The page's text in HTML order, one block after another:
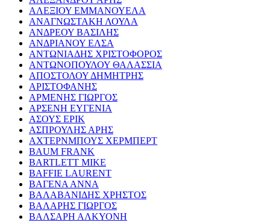
ΑΛΕΞΙΟΥ ΕΜΜΑΝΟΥΕΛΑ
ΑΝΑΓΝΩΣΤΑΚΗ ΛΟΥΛΑ
ΑΝΔΡΕΟΥ ΒΑΣΙΛΗΣ
ΑΝΔΡΙΑΝΟΥ ΕΛΣΑ
ΑΝΤΩΝΙΑΔΗΣ ΧΡΙΣΤΟΦΟΡΟΣ
ΑΝΤΩΝΟΠΟΥΛΟΥ ΘΑΛΑΣΣΙΑ
ΑΠΟΣΤΟΛΟΥ ΔΗΜΗΤΡΗΣ
ΑΡΙΣΤΟΦΑΝΗΣ
ΑΡΜΕΝΗΣ ΓΙΩΡΓΟΣ
ΑΡΣΕΝΗ ΕΥΓΕΝΙΑ
ΑΣΟΥΣ ΕΡΙΚ
ΑΣΠΡΟΥΛΗΣ ΑΡΗΣ
ΑΧΤΕΡΝΜΠΟΥΣ ΧΕΡΜΠΕΡΤ
BAUM FRANK
BARTLETT MIKE
BAFFIE LAURENT
ΒΑΓΕΝΑ ΑΝΝΑ
ΒΑΛΑΒΑΝΙΔΗΣ ΧΡΗΣΤΟΣ
ΒΑΛΑΡΗΣ ΓΙΩΡΓΟΣ
ΒΑΛΣΑΡΗ ΑΛΚΥΟΝΗ